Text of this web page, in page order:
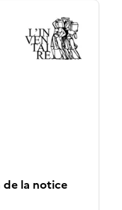
la notice